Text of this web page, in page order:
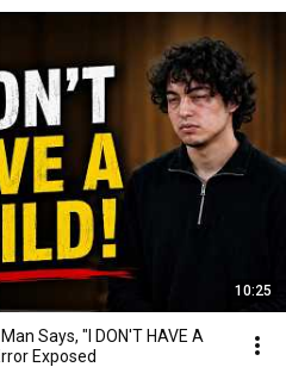
10:25
Says, "I DON'T HAVE A
Exposed